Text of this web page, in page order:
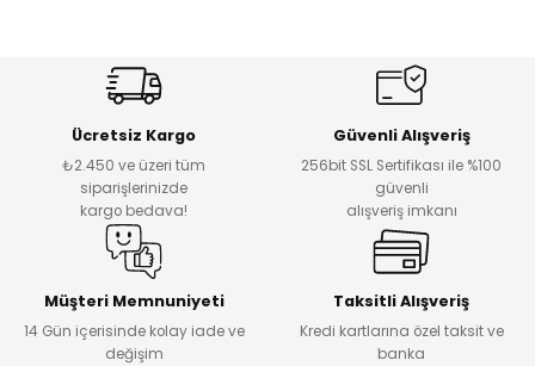
Ücretsiz Kargo
₺2.450 ve üzeri tüm
siparişlerinizde
kargo bedava!
Güvenli Alışveriş
256bit SSL Sertifikası ile %100
güvenli
alışveriş imkanı
Müşteri Memnuniyeti
14 Gün içerisinde kolay iade ve
değişim
Taksitli Alışveriş
Kredi kartlarına özel taksit ve
banka